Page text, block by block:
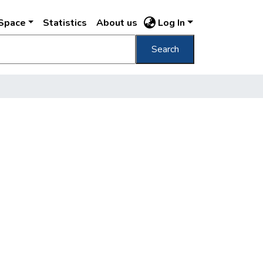
Statistics About us Log In
Search